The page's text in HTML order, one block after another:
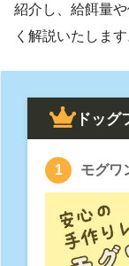
紹介し、給餌量
く解説いたします
ドッグ
モグワ